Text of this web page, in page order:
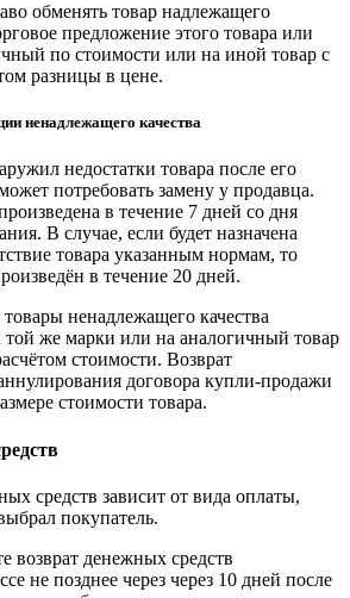
обменять товар надлежащего
предложение этого товара или
по стоимости или на иной товар с
разницы в цене.
ненадлежащего качества
недостатки товара после его
потребовать замену у продавца.
в течение 7 дней со дня
В случае, если будет назначена
товара указанным нормам, то
в течение 20 дней.
ненадлежащего качества
той же марки или на аналогичный товар
стоимости. Возврат
договора купли-продажи
стоимости товара.
средств зависит от вида оплаты,
покупатель.
возврат денежных средств
не позднее через через 10 дней после